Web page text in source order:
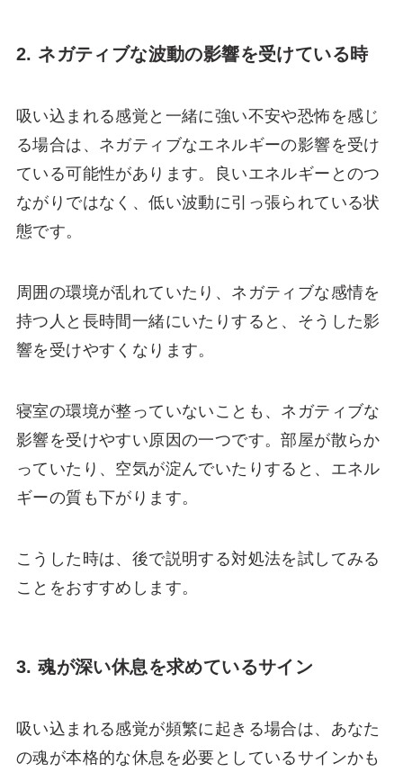
2. ネガティブな波動の影響を受けている時
吸い込まれる感覚と一緒に強い不安や恐怖を感じ
る場合は、ネガティブなエネルギーの影響を受け
ている可能性があります。良いエネルギーとのつ
ながりではなく、低い波動に引っ張られている状
態です。
周囲の環境が乱れていたり、ネガティブな感情を
持つ人と長時間一緒にいたりすると、そうした影
響を受けやすくなります。
寝室の環境が整っていないことも、ネガティブな
影響を受けやすい原因の一つです。部屋が散らか
っていたり、空気が淀んでいたりすると、エネル
ギーの質も下がります。
こうした時は、後で説明する対処法を試してみる
ことをおすすめします。
3. 魂が深い休息を求めているサイン
吸い込まれる感覚が頻繁に起きる場合は、あなた
の魂が本格的な休息を必要としているサインかも